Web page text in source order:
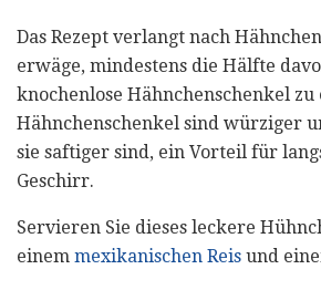
Das Rezept verlangt nach
erwäge, mindestens die Hälfte
knochenlose Hähnchenschenkel zu
Hähnchenschenkel sind würziger
sie saftiger sind, ein Vorteil für
Geschirr.
Servieren Sie dieses leckere
einem mexikanischen Reis und